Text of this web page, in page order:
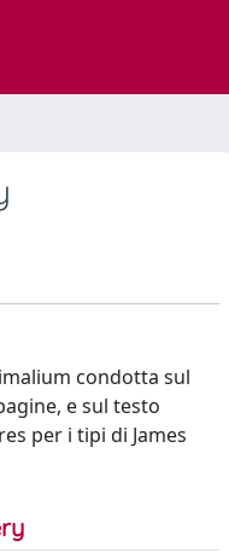
condotta sul
e sul testo
per i tipi di James